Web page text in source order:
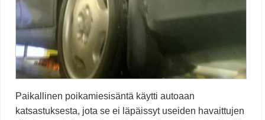
Paikallinen poikamiesisäntä käytti autoaan
katsastuksesta, jota se ei läpäissyt useiden havaittujen